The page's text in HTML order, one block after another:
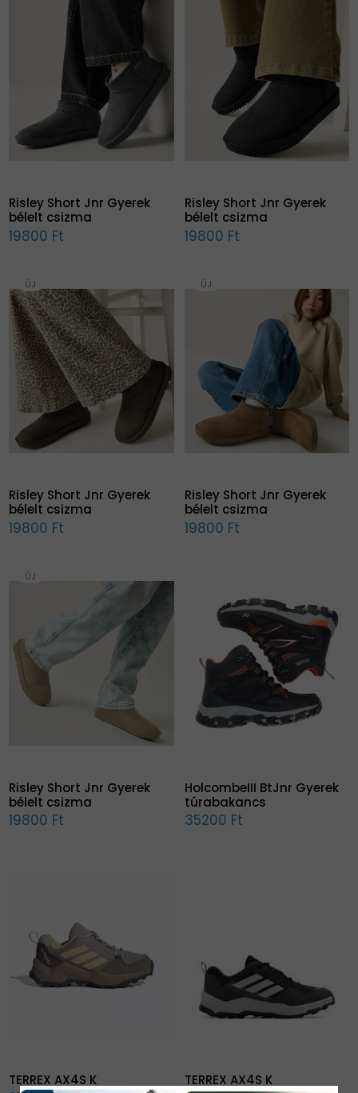
Risley Short Jnr Gyerek
bélelt csizma
19800 Ft
Risley Short Jnr Gyerek
bélelt csizma
19800 Ft
ÚJ
Risley Short Jnr Gyerek
bélelt csizma
19800 Ft
ÚJ
Risley Short Jnr Gyerek
bélelt csizma
19800 Ft
ÚJ
Risley Short Jnr Gyerek
bélelt csizma
19800 Ft
HolcombeIII BtJnr Gyerek
túrabakancs
35200 Ft
TERREX AX4S K TERREX AX4S K